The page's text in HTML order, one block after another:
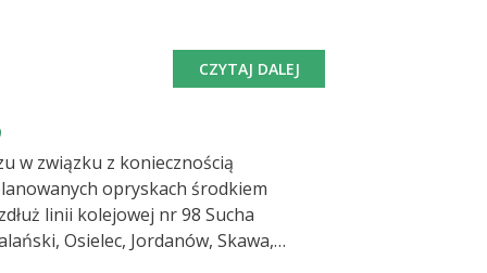
CZYTAJ DALEJ
w związku z koniecznością
opryskach środkiem